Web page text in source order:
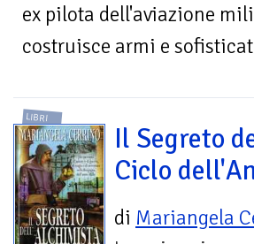
ex pilota dell'aviazione
costruisce armi e
LIBRI
Il Segreto
Ciclo
di Mariangela